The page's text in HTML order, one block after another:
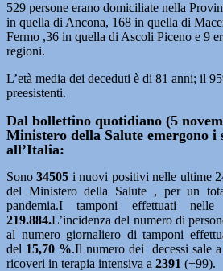
529 persone erano domiciliate nella
in quella di Ancona, 168 in quella di
Fermo ,36 in quella di Ascoli Piceno e 9
regioni.
L’età media dei deceduti è di 81 anni; il
preesistenti.
Dal bollettino quotidiano (5
Ministero della Salute emergono
all’Italia:
Sono34505 i nuovi positivi nelle ultime
del Ministero della Salute , per un
pandemia.I tamponi effettuati
219.884.L’incidenza del numero di
al numero giornaliero di tamponi
del 15,70 %.Il numero dei decessi sale a
ricoveri in terapia intensiva a 2391 (+99).